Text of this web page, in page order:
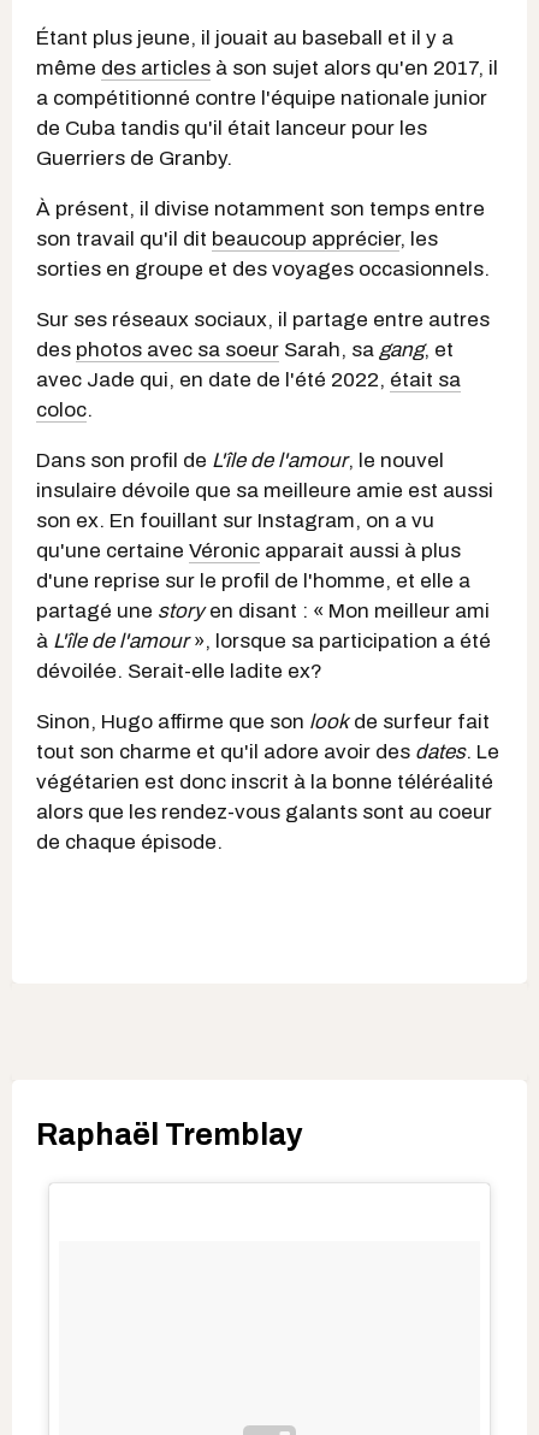
Étant plus jeune, il jouait au baseball et il y a
même des articles à son sujet alors qu'en 2017, il
a compétitionné contre l'équipe nationale junior
de Cuba tandis qu'il était lanceur pour les
Guerriers de Granby.
À présent, il divise notamment son temps entre
son travail qu'il dit beaucoup apprécier, les
sorties en groupe et des voyages occasionnels.
Sur ses réseaux sociaux, il partage entre autres
des photos avec sa soeur Sarah, sa gang, et
avec Jade qui, en date de l'été 2022, était sa
coloc.
Dans son profil de L'île de l'amour, le nouvel
insulaire dévoile que sa meilleure amie est aussi
son ex. En fouillant sur Instagram, on a vu
qu'une certaine Véronic apparait aussi à plus
d'une reprise sur le profil de l'homme, et elle a
partagé une storyen disant : « Mon meilleur ami
à L'île de l'amour», lorsque sa participation a été
dévoilée. Serait-elle ladite ex?
Sinon, Hugo affirme que son lookde surfeur fait
tout son charme et qu'il adore avoir des dates. Le
végétarien est donc inscrit à la bonne téléréalité
alors que les rendez-vous galants sont au coeur
de chaque épisode.
Raphaël Tremblay